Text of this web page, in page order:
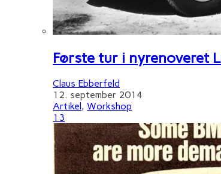
Første tur i nyrenoveret
Claus Ebberfeld
12. september 2014
Artikel , Workshop
13